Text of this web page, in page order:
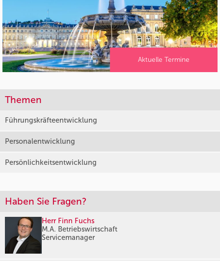
Aktuelle Termine
Themen
Führungskräfteentwicklung
Personalentwicklung
Persönlichkeitsentwicklung
Haben Sie Fragen?
Herr Finn Fuchs
M.A. Betriebswirtschaft
Servicemanager